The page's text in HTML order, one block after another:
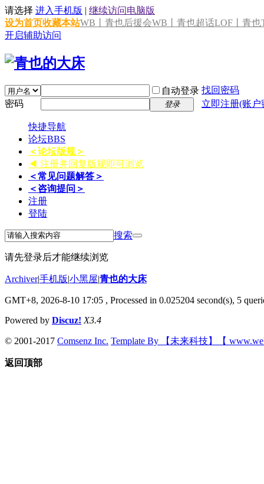
请选择 进入手机版 | 继续访问电脑版
设为首页收藏本站WB丨青也后援会WB丨青也超话LOF丨青也
开启辅助访问
自动登录 找回密码
密码
登录 立即注册(账
快捷导航
论坛BBS
＜论坛版规＞
◀ 注册并回复版规即可浏览
＜常见问题解答＞
＜咨询提问＞
注册
登陆
搜索
请先登录后才能继续浏览
Archiver|手机版|小黑屋|青也的大床
GMT+8, 2026-8-10 17:05 , Processed in 0.025204 second(s), 5
Powered by Discuz! X3.4
© 2001-2017 Comsenz Inc. Template By 【未来科技】【
返回顶部